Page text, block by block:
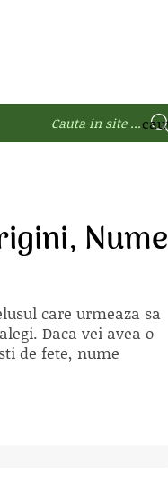
Nume
care urmeaza sa
Daca vei avea o
de fete, nume